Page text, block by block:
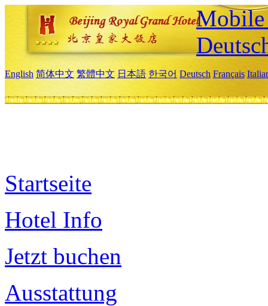
Mobile
English 简体中文 繁體中文 日本語 한국어 Deutsch Français
Startseite
Hotel Info
Jetzt buchen
Ausstattung